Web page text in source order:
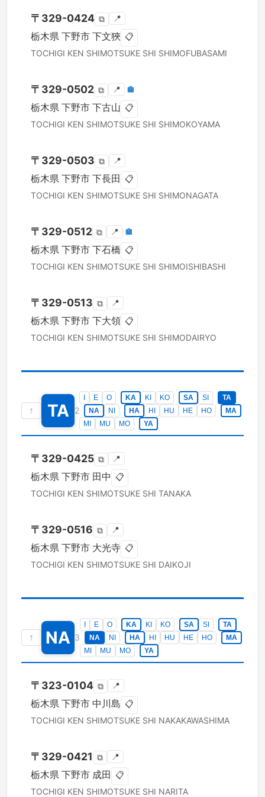
〒 329-0424 ⧉ 📍
栃木県 下野市 下文狹 📋
TOCHIGI KEN SHIMOTSUKE SHI SHIMOFUBASAMI
〒 329-0502 ⧉ 📍 🏣
栃木県 下野市 下古山 📋
TOCHIGI KEN SHIMOTSUKE SHI SHIMOKOYAMA
〒 329-0503 ⧉ 📍
栃木県 下野市 下長田 📋
TOCHIGI KEN SHIMOTSUKE SHI SHIMONAGATA
〒 329-0512 ⧉ 📍 🏣
栃木県 下野市 下石橋 📋
TOCHIGI KEN SHIMOTSUKE SHI SHIMOISHIBASHI
〒 329-0513 ⧉ 📍
栃木県 下野市 下大領 📋
TOCHIGI KEN SHIMOTSUKE SHI SHIMODAIRYO
↑ TA 2
E O KA KI KO SA SI
TA
NA
NI HA HI HU HE HO
MA
MI
MU MO YA
〒 329-0425 ⧉ 📍
栃木県 下野市 田中 📋
TOCHIGI KEN SHIMOTSUKE SHI TANAKA
〒 329-0516 ⧉ 📍
栃木県 下野市 大光寺 📋
TOCHIGI KEN SHIMOTSUKE SHI DAIKOJI
↑ NA 3
E O KA KI KO SA SI
TA
NA
NI HA HI HU HE HO
MA
MI
MU MO YA
〒 323-0104 ⧉ 📍
栃木県 下野市 中川島 📋
TOCHIGI KEN SHIMOTSUKE SHI NAKAKAWASHIMA
〒 329-0421 ⧉ 📍
栃木県 下野市 成田 📋
TOCHIGI KEN SHIMOTSUKE SHI NARITA